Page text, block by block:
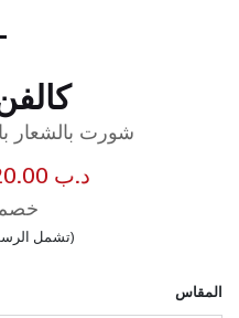
شورت بالشعار
د.ب 20.00
خصم
(تشمل
المقاس